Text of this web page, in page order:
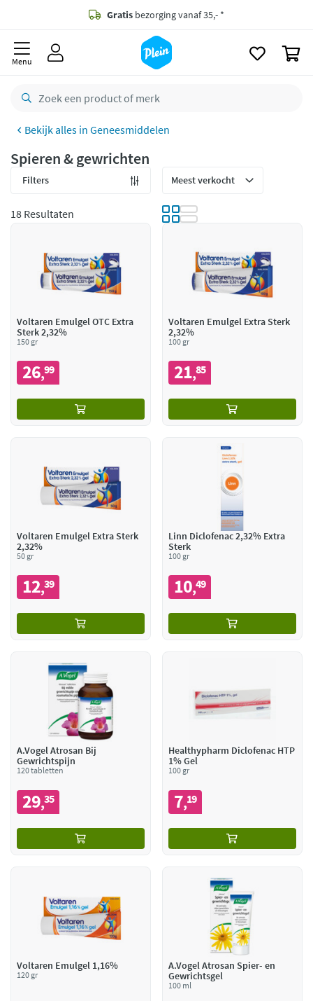
Gratis bezorging vanaf 35,- *
Bestelling uiterlijkzaterdag
retourneren
CO2 neutraal
Betaal met Klarna
Menu
Geneesmiddelen
Spieren & gewrichten
Filters
18 Resultaten
Voltaren Emulgel OTC Extra
Sterk 2,32%
150 gr
26,99
Voltaren Emulgel Extra Sterk
2,32%
100 gr
21,85
Voltaren Emulgel Extra Sterk
2,32%
50 gr
12,39
Linn Diclofenac 2,32% Extra
Sterk
100 gr
10,49
A.Vogel Atrosan Bij
Gewrichtspijn
120 tabletten
29,35
Healthypharm Diclofenac HTP
1% Gel
100 gr
7,19
Voltaren Emulgel 1,16%
120 gr
A.Vogel Atrosan Spier- en
Gewrichtsgel
100 ml